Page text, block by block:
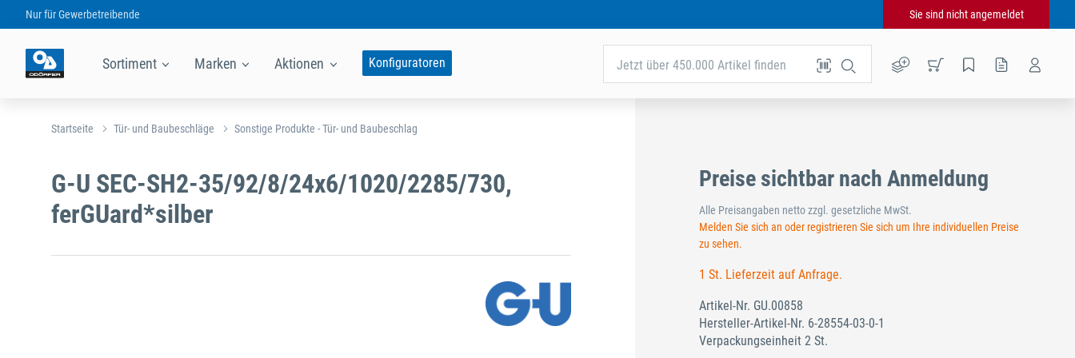
Nur fürGewerbetreibende Sie sind nicht angemeldet
Sortiment Marken Aktionen Konfiguratoren Jetzt über 450.000 Artikel finden
Startseite Tür- und Baubeschläge Sonstige Produkte - Tür- und Baubeschlag
G-U SEC-SH2-35/92/8/24x6/1020/2285/730,
ferGUard*silber
Preise sichtbar nach Anmeldung
Alle Preisangaben netto zzgl. gesetzliche MwSt.
Melden Sie sich an oder registrieren Sie sich um Ihre individuellen Preise
zu sehen.
1 St. Lieferzeit auf Anfrage.
Artikel-Nr. GU.00858
Hersteller-Artikel-Nr. 6-28554-03-0-1
Verpackungseinheit 2 St.